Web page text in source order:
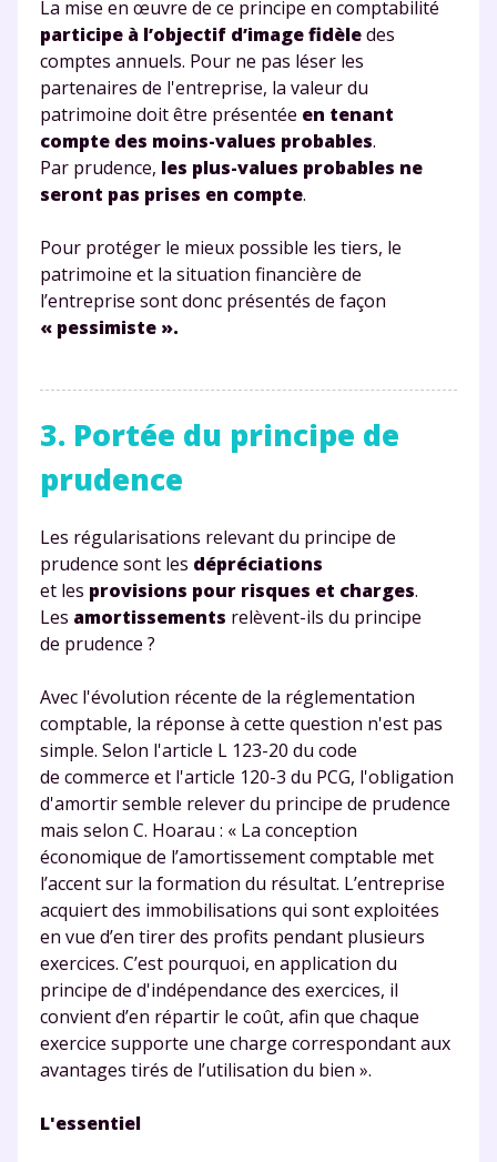
La mise en œuvre de ce principe en comptabilité
participe à l’objectif d’image fidèledes
comptes annuels. Pour ne pas léser les
partenaires de l'entreprise, la valeur du
patrimoine doit être présentée en tenant
compte des moins-values probables.
Par prudence, les plus-values probables ne
seront pas prises en compte.
Pour protéger le mieux possible les tiers, le
patrimoine et la situation financière de
l’entreprise sont donc présentés de façon
« pessimiste ».
3. Portée du principe de
prudence
Les régularisations relevant du principe de
prudence sont les dépréciations
et les provisions pour risques et charges.
Les amortissements relèvent-ils du principe
de prudence ?
Avec l'évolution récente de la réglementation
comptable, la réponse à cette question n'est pas
simple. Selon l'article L 123-20 du code
de commerce et l'article 120-3 du PCG, l'obligation
d'amortir semble relever du principe de prudence
mais selon C. Hoarau : « La conception
économique de l’amortissement comptable met
l’accent sur la formation du résultat. L’entreprise
acquiert des immobilisations qui sont exploitées
en vue d’en tirer des profits pendant plusieurs
exercices. C’est pourquoi, en application du
principe de d'indépendance des exercices, il
convient d’en répartir le coût, afin que chaque
exercice supporte une charge correspondant aux
avantages tirés de l’utilisation du bien ».
L'essentiel